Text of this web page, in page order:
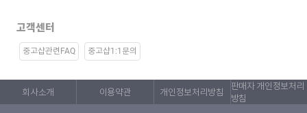
고객센터
중고샵관련FAQ 중고샵1:1문의
회사소개 이용약관 개인정보처리방침
판매자 개인정보처리
방침